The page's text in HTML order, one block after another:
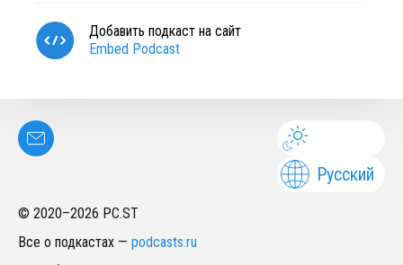
Добавить подкаст на сайт
Embed Podcast
Русский
© 2020–2026 PC.ST
Все о подкастах — podcasts.ru